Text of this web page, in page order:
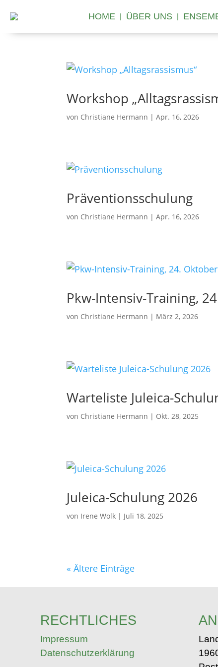
HOME ÜBER UNS
Workshop
von Christiane Hermann |Apr. 16, 2026
Präventionsschulung
von Christiane Hermann |Apr. 16, 2026
Pkw-Intensiv-Training,
von Christiane Hermann | März 2, 2026
Warteliste Juleica-
von Christiane Hermann | Okt. 28, 2025
Juleica-Schulung 2026
von Irene Wolk | Juli 18, 2025
« Ältere Einträge
RECHTLICHES
Impressum
Datenschutzerklärung